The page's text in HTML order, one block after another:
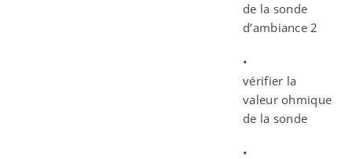
de la sonde
d’ambiance 2
•
vérifier la
valeur ohmique
de la sonde
•